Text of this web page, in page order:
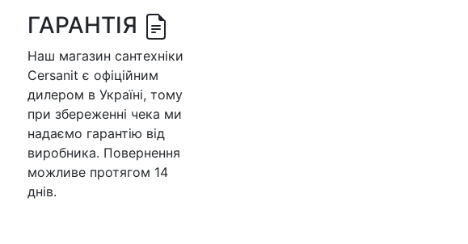
ГАРАНТІЯ
Наш магазин сантехніки
Cersanit є офіційним
дилером в Україні, тому
при збереженні чека ми
надаємо гарантію від
виробника. Повернення
можливе протягом 14
днів.